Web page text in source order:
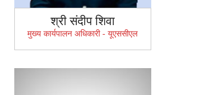
श्री संदीप शिवा
मुख्य कार्यपालन अधिकारी - यूएससीएल